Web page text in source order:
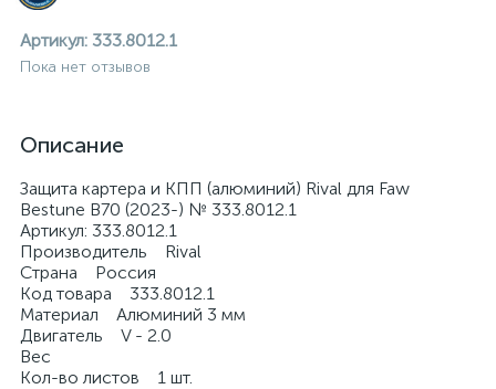
Артикул: 333.8012.1
Пока нет отзывов
Описание
Защита картера и КПП (алюминий) Rival для Faw
Bestune B70 (2023-) № 333.8012.1
Артикул: 333.8012.1
Производитель Rival
Страна Россия
Код товара 333.8012.1
Материал Алюминий 3 мм
Двигатель V - 2.0
Вес
Кол-во листов 1 шт.